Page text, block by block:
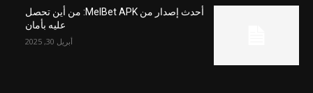
أحدث إصدار من MelBet APK: من أين تحصل
عليه بأمان
أبريل 30, 2025